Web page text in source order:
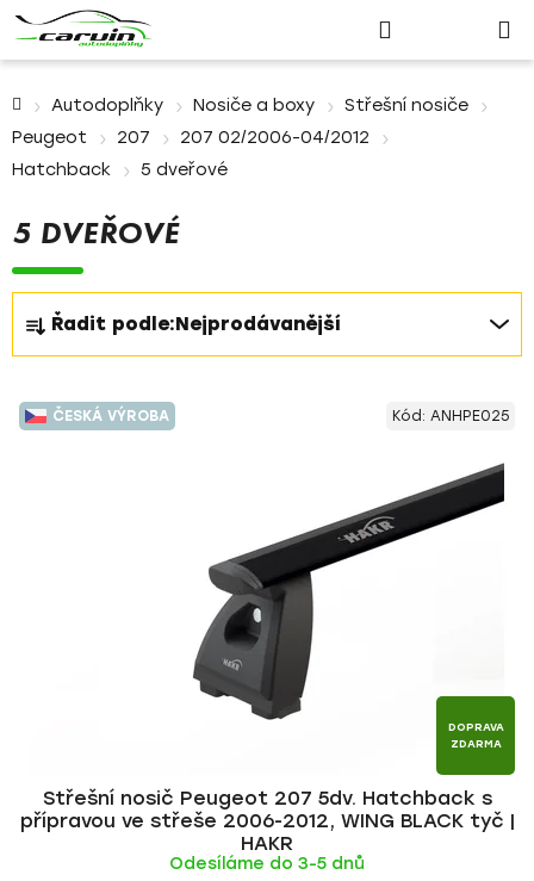
Přihlášení
košík
Autodoplňky Nosiče a boxy
Střešní nosiče
Peugeot
207
207 02/2006-04/2012
Hatchback
5 dveřové
5 DVEŘOVÉ
Ř
a
z
e
n
Řadit podle:Nejprodávanější
V
ý
ČESKÁ VÝROBA
DOPRAVA
ZDARMA
Střešní nosič Peugeot 207 5dv. Hatchback s
přípravou ve střeše 2006-2012, WING BLACK tyč |
HAKR
Odesíláme do 3-5 dnů
Kód: ANHPE025